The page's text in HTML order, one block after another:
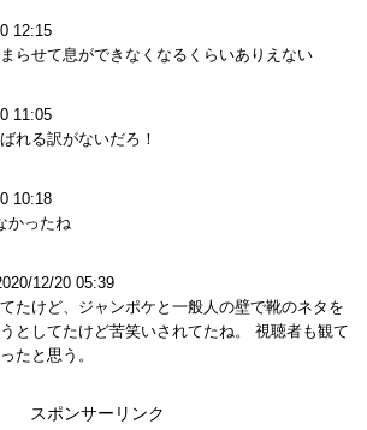
12:15
らせて息ができなくなるくらいありえない
11:05
れる訳がないだろ！
10:18
かったね
12/20 05:39
たけど、ジャンポケと一般人の壁で靴のネタを
としてたけど苦笑いされてたね。 視聴者も観て
たと思う。
スポンサーリンク